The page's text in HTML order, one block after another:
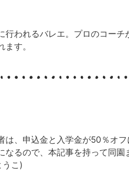
行われるバレエ。プロのコー
ます。
は、申込金と入学金が50％オ
なるので、本記事を持って同園
うこ)